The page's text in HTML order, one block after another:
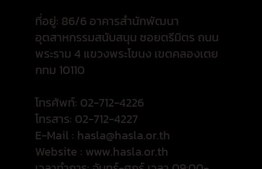
ที่อยู่: 86/6 อาคารสำนักพัฒนา
อุตสาหกรรมสนับสนุน ซอยตรีมิตร ถนน
พระราม 4 แขวงพระโขนง เขตคลองเตย
กทม 10110
โทรศัพท์: 02-712-4226
โทรสาร: 02-712-4227
E-Mail : hasla@hasla.or.th
Website : www.hasla.or.th